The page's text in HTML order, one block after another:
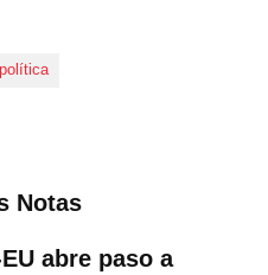
política
Notas
abre paso a